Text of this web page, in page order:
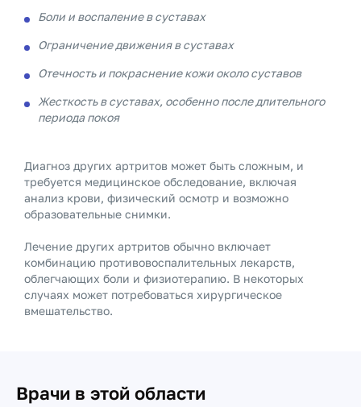
Боли и воспаление в суставах
Ограничение движения в суставах
Отечность и покраснение кожи около суставов
Жесткость в суставах, особенно после длительного
периода покоя
Диагноз других артритов может быть сложным, и
требуется медицинское обследование, включая
анализ крови, физический осмотр и возможно
образовательные снимки.
Лечение других артритов обычно включает
комбинацию противовоспалительных лекарств,
облегчающих боли и физиотерапию. В некоторых
случаях может потребоваться хирургическое
вмешательство.
Врачи в этой области